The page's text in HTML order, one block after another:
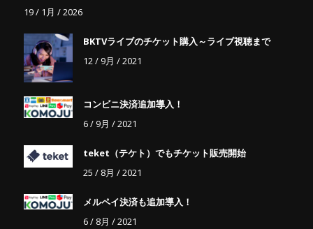
19 / 1月 / 2026
BKTVライブのチケット購入～ライブ視聴まで
12 / 9月 / 2021
コンビニ決済追加導入！
6 / 9月 / 2021
teket（テケト）でもチケット販売開始
25 / 8月 / 2021
メルペイ決済も追加導入！
6 / 8月 / 2021